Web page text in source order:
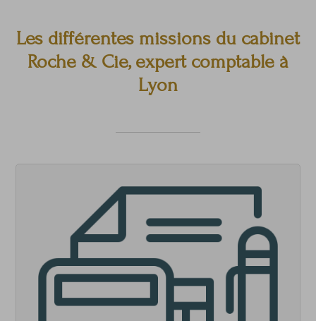
Les différentes missions du cabinet
Roche & Cie, expert comptable à
Lyon